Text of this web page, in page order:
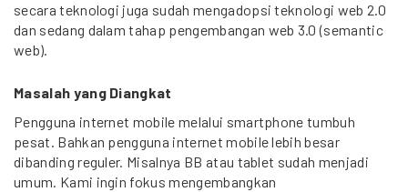
secara teknologi juga sudah mengadopsi teknologi web 2.0
dan sedang dalam tahap pengembangan web 3.0 (semantic
web).
Masalah yang Diangkat
Pengguna internet mobile melalui smartphone tumbuh
pesat. Bahkan pengguna internet mobile lebih besar
dibanding reguler. Misalnya BB atau tablet sudah menjadi
umum. Kami ingin fokus mengembangkan